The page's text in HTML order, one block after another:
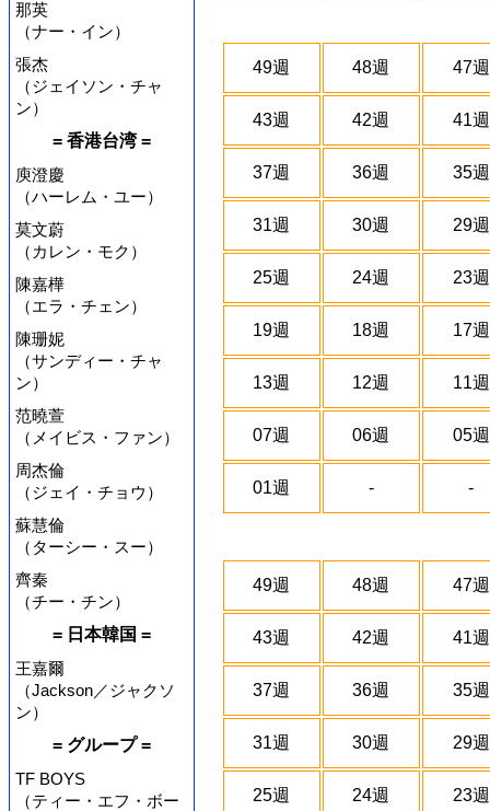
那英
（ナー・イン）
張杰
（ジェイソン・チャ
ン）
= 香港台湾 =
庾澄慶
（ハーレム・ユー）
莫文蔚
（カレン・モク）
陳嘉樺
（エラ・チェン）
陳珊妮
（サンディー・チャ
ン）
范曉萱
（メイビス・ファン）
周杰倫
（ジェイ・チョウ）
蘇慧倫
（ターシー・スー）
齊秦
（チー・チン）
= 日本韓国 =
王嘉爾
（Jackson／ジャクソ
ン）
= グループ =
TF BOYS
（ティー・エフ・ボー
49週 48週 47週
43週 42週 41週
37週 36週 35週
31週 30週 29週
25週 24週 23週
19週 18週 17週
13週 12週 11週
07週 06週 05週
01週 - -
49週 48週 47週
43週 42週 41週
37週 36週 35週
31週 30週 29週
25週 24週 23週